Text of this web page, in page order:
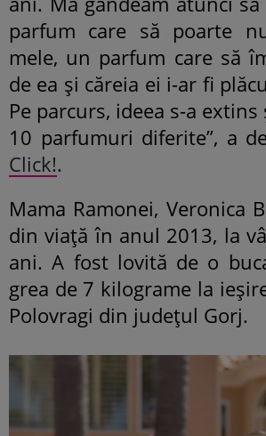
parfum care să poarte
mele, un parfum care să
de ea și căreia ei i-ar fi
Pe parcurs, ideea s-a
10 parfumuri diferite”, a
Click!.
Mama Ramonei, Veronica
din viață în anul 2013, la
ani. A fost lovită de o
grea de 7 kilograme la
Polovragi din județul Gorj.